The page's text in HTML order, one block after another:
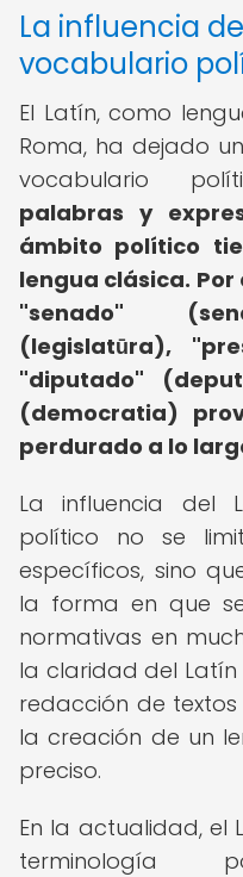
La influencia
vocabulario
El Latín, como
Roma, ha dejado
vocabulario
palabras y
ámbito político
lengua clásica. Por
"senado"
(legislatūra),
"diputado"
(democratia)
perdurado a lo
La influencia del
político no se
específicos, sino
la forma en que
normativas en
la claridad del
redacción de
la creación de un
preciso.
En la actualidad, el
terminología